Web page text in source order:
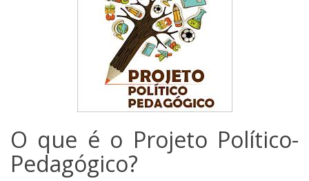
O que é o Projeto Político-
Pedagógico?